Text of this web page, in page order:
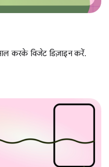
करके विजेट डिज़ाइन करें.